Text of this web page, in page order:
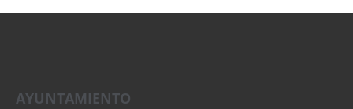
AYUNTAMIENTO